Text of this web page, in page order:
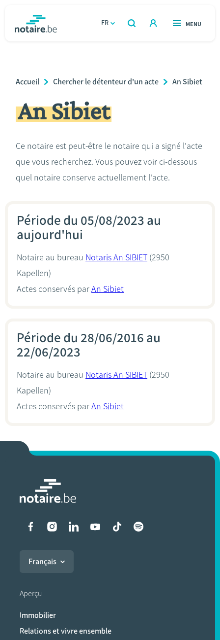
FR
OUVERT
RECHERCHER
OUVERT
MENU
Héritage et donations
Entreprendre
Le notaire
Breadcrumb
Accueil Chercher le détenteur d'un acte An Sibiet
An Sibiet
Ce notaire est peut-être le notaire qui a signé l'acte
que vous recherchez. Vous pouvez voir ci-dessous
quel notaire conserve actuellement l'acte.
Période du 05/08/2023 au
aujourd'hui
Notaire au bureau Notaris An SIBIET (2950
Kapellen)
Actes conservés parAn Sibiet
Période du 28/06/2016 au
22/06/2023
Notaire au bureau Notaris An SIBIET (2950
Kapellen)
Actes conservés parAn Sibiet
Liens vers les réseaux
Français
Aperçu
Immobilier
Relations et vivre ensemble